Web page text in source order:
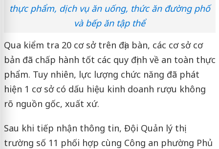
thực phẩm, dịch vụ ăn uống, thức ăn đường phố
và bếp ăn tập thể
Qua kiểm tra 20 cơ sở trên địa bàn, các cơ sở cơ
bản đã chấp hành tốt các quy định về an toàn thực
phẩm. Tuy nhiên, lực lượng chức năng đã phát
hiện 1 cơ sở có dấu hiệu kinh doanh rượu không
rõ nguồn gốc, xuất xứ.
Sau khi tiếp nhận thông tin, Đội Quản lý thị
trường số 11 phối hợp cùng Công an phường Phủ